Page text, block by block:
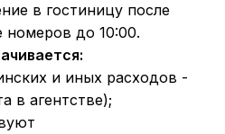
в гостиницу после
номеров до 10:00.
и иных расходов -
в агентстве);